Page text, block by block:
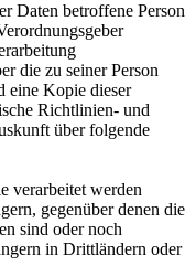
Daten betroffene Person
die zu seiner Person
eine Kopie dieser
Richtlinien- und
über folgende
verarbeitet werden
gegenüber denen die
sind oder noch
in Drittländern oder